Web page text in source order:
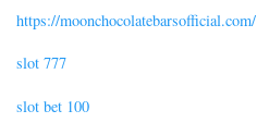
https://moonchocolatebarsofficial.com/
slot 777
slot bet 100